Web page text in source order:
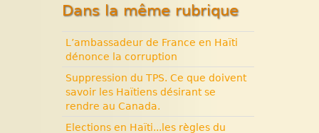
années terribles. Cité
Histoire d’Haïti. Histoire et
Vaudou.
Dans la même rubrique
L’ambassadeur de France en Haïti
dénonce la corruption
Suppression du TPS. Ce que doivent
savoir les Haïtiens désirant se
rendre au Canada.
Elections en Haïti...les règles du